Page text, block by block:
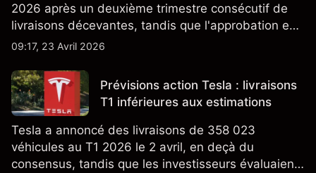
2026 après un deuxième trimestre consécutif de
livraisons décevantes, tandis que l'approbation en
Californie d'un programme V2G pour le Cybertruck
énergétique.
09:17, 23 Avril 2026
Prévisions action Tesla : livraisons
T1 inférieures aux estimations
Tesla a annoncé des livraisons de 358 023
véhicules au T1 2026 le 2 avril, en deçà du
consensus, tandis que les investisseurs évaluaient